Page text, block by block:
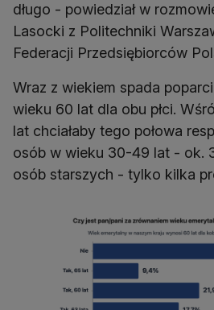
długo - powiedział w
Lasocki z Politechniki
Federacji Przedsiębiorców
Wraz z wiekiem spada
wieku 60 lat dla obu płci.
lat chciałaby tego połowa
osób w wieku 30-49 lat - ok.
osób starszych - tylko kilka